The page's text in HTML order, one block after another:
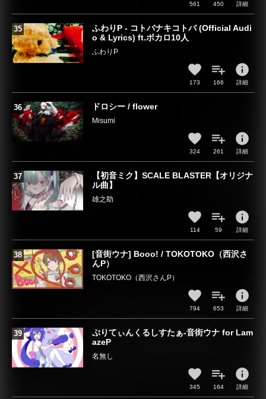
561 450 詳細
ふわりP - コトバナキコトバ (Official Audi
o & Lyrics) ft.ボカロ10人
ふわりP
173 166
info
詳細
ドロシー / flower
Misumi
324 261
info
詳細
【初音ミク】SCALE BLASTER【オリジナ
ル曲】
雄之助
114 59
info
詳細
[音街ウナ] Booo! / TOKOTOKO（西沢さ
んP）
TOKOTOKO（西沢さんP）
794 653
info
詳細
ぷりてぃんくるしすたぁ-音街ウナ for Lam
azeP
名無し
345 164
info
詳細